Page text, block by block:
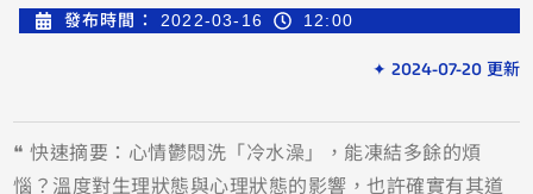
發布時間： 2022-03-16 12:00
✦ 2024-07-20 更新
❝ 快速摘要：心情鬱悶洗「冷水澡」，能凍結多餘的煩
惱？溫度對生理狀態與心理狀態的影響，也許確實有其道